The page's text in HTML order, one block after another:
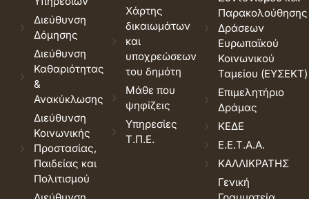
Διεύθυνση
Δόμησης
Διεύθυνση
Καθαριότητας
&
Ανακύκλωσης
Διεύθυνση
Κοινωνικής
Προστασίας,
Παιδείας και
Πολιτισμού
Χάρτης
δικαιωμάτων
και
υποχρεώσεων
του δημότη
Μάθε που
ψηφίζεις
Υπηρεσίες
Τ.Π.Ε.
Παρακολούθησης
Δράσεων
Ευρωπαϊκού
Κοινωνικού
Ταμείου (ΕΥΣΕΚΤ)
Επιμελητήριο
Δράμας
ΚΕΔΕ
Ε.Ε.Τ.Α.Α.
ΚΑΛΛΙΚΡΑΤΗΣ
Γενική